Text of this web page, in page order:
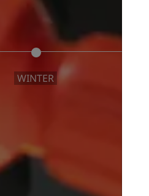
WINTER